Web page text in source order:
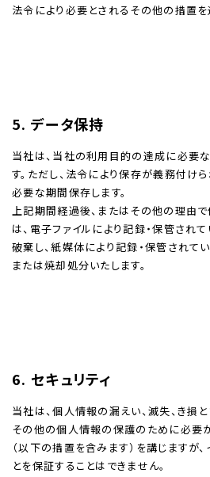
法令により必要とされるその他の措置を
5. データ保持
当社は、当社の利用目的の達成に必要
す。ただし、法令により保存が義務付け
必要な期間保存します。
上記期間経過後、またはその他の理由
は、電子ファイルにより記録・保管され
破棄し、紙媒体により記録・保管されて
または焼却処分いたします。
6. セキュリティ
当社は、個人情報の漏えい、滅失、き損
その他の個人情報の保護のために必要
（以下の措置を含みます）を講じますが
とを保証することはできません。